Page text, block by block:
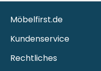
Möbelfirst.de
Kundenservice
Rechtliches